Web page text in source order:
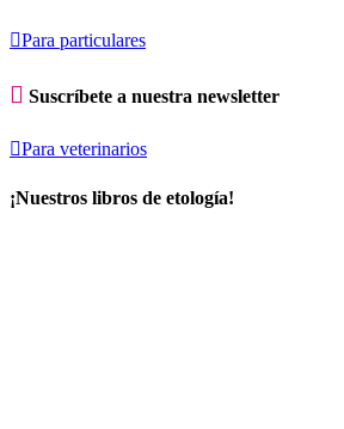
Para particulares
 Suscríbete a nuestra newsletter
Para veterinarios
¡Nuestros libros de etología!